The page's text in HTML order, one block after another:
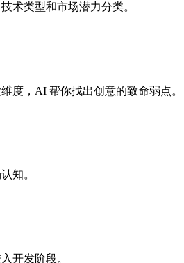
术类型和市场潜力分类。
度，AI 帮你找出创意的致命弱点。
知。
开发阶段。